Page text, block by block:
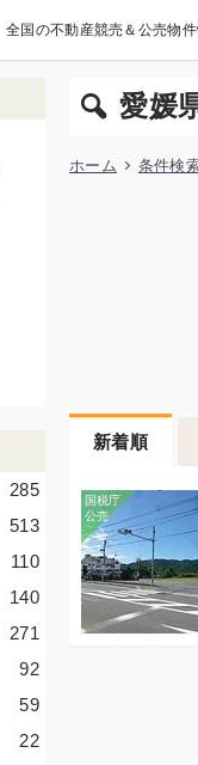
全国の不動産競売＆公売物
愛媛
ホーム 条件検
新着順
285
513
110
140
271
92
59
22